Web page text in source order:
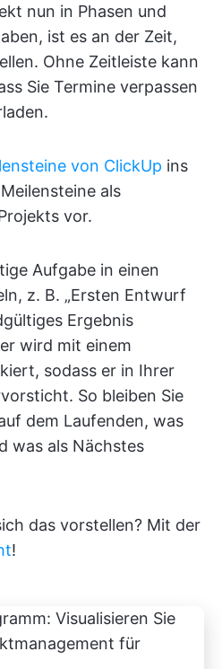
nun in Phasen und
ist es an der Zeit,
Ohne Zeitleiste kann
Sie Termine verpassen
von ClickUp ins
als
vor.
Aufgabe in einen
z. B. „Ersten Entwurf
Ergebnis
wird mit einem
sodass er in Ihrer
So bleiben Sie
dem Laufenden, was
was als Nächstes
das vorstellen? Mit der
!